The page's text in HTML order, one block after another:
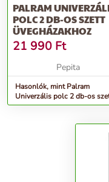
PALRAM
POLC 2 DB-OS SZETT
ÜVEGHÁZAKHOZ
21 990 Ft
Pepita
Hasonlók, mint Palram
Univerzális polc 2 db-os
üvegházakhoz